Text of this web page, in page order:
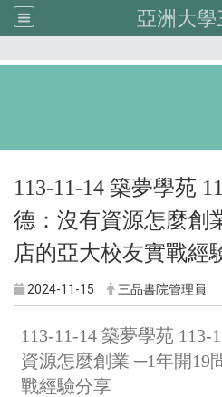
亞洲大
113-11-14 築夢學苑
德：沒有資源怎麼創
店的亞大校友實戰經
2024-11-15 三品書院管理員
113-11-14 築夢學苑
資源怎麼創業 ─1年開19
戰經驗分享